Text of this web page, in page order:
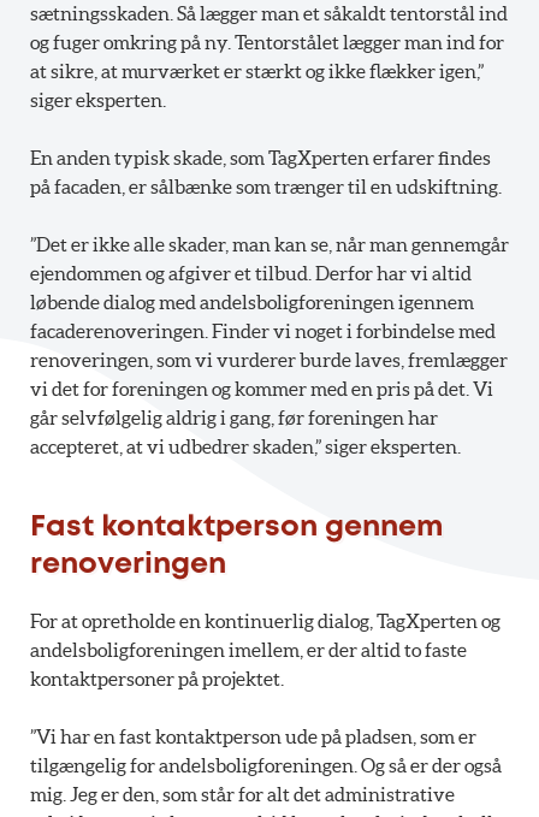
sætningsskaden. Så lægger man et såkaldt tentorstål ind
og fuger omkring på ny. Tentorstålet lægger man ind for
at sikre, at murværket er stærkt og ikke flækker igen,”
siger eksperten.
En anden typisk skade, som TagXperten erfarer findes
på facaden, er sålbænke som trænger til en udskiftning.
”Det er ikke alle skader, man kan se, når man gennemgår
ejendommen og afgiver et tilbud. Derfor har vi altid
løbende dialog med andelsboligforeningen igennem
facaderenoveringen. Finder vi noget i forbindelse med
renoveringen, som vi vurderer burde laves, fremlægger
vi det for foreningen og kommer med en pris på det. Vi
går selvfølgelig aldrig i gang, før foreningen har
accepteret, at vi udbedrer skaden,” siger eksperten.
Fast kontaktperson gennem
renoveringen
For at opretholde en kontinuerlig dialog, TagXperten og
andelsboligforeningen imellem, er der altid to faste
kontaktpersoner på projektet.
”Vi har en fast kontaktperson ude på pladsen, som er
tilgængelig for andelsboligforeningen. Og så er der også
mig. Jeg er den, som står for alt det administrative